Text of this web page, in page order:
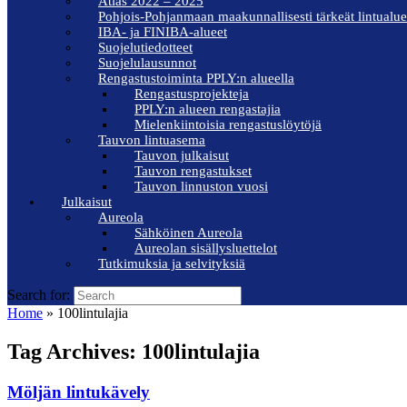
Pohjois-Pohjanmaan maakunnallisesti tärkeät
IBA- ja FINIBA-alueet
Suojelutiedotteet
Suojelulausunnot
Rengastustoiminta PPLY:n alueella
Rengastusprojekteja
PPLY:n alueen rengastajia
Mielenkiintoisia rengastuslöytöjä
Tauvon lintuasema
Tauvon julkaisut
Tauvon rengastukset
Tauvon linnuston vuosi
Julkaisut
Aureola
Sähköinen Aureola
Aureolan sisällysluettelot
Tutkimuksia ja selvityksiä
Search for:
Home » 100lintulajia
Tag Archives: 100lintulajia
Möljän lintukävely